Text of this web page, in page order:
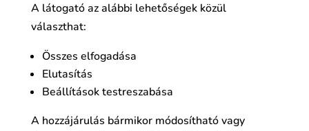
A látogató az alábbi lehetőségek közül
választhat:
Összes elfogadása
Elutasítás
Beállítások testreszabása
A hozzájárulás bármikor módosítható vagy